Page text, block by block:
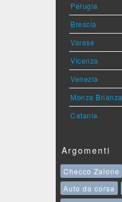
Perugia
Brescia
Varese
Vicenza
Venezia
Monza Brianza
Catania
Argomenti
Checco Zalone
Auto da corsa